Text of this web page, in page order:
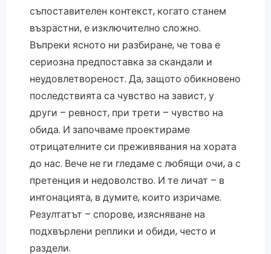
съпоставителен контекст, когато станем
възрастни, е изключително сложно.
Въпреки ясното ни разбиране, че това е
сериозна предпоставка за скандали и
неудовлетвореност. Да, защото обикновено
последствията са чувство на завист, у
други – ревност, при трети – чувство на
обида. И започваме проектираме
отрицателните си преживявания на хората
до нас. Вече не ги гледаме с любящи очи, а с
претенция и недоволство. И те личат – в
интонацията, в думите, които изричаме.
Резултатът – спорове, изясняване на
подхвърлени реплики и обиди, често и
раздели.